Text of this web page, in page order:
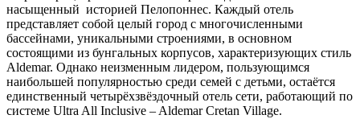
насыщенный историей Пелопоннес. Каждый отель
представляет собой целый город с многочисленными
бассейнами, уникальными строениями, в основном
состоящими из бунгальных корпусов, характеризующих стиль
Aldemar. Однако неизменным лидером, пользующимся
наибольшей популярностью среди семей с детьми, остаётся
единственный четырёхзвёздочный отель сети, работающий по
системе Ultra All Inclusive – Aldemar Cretan Village.